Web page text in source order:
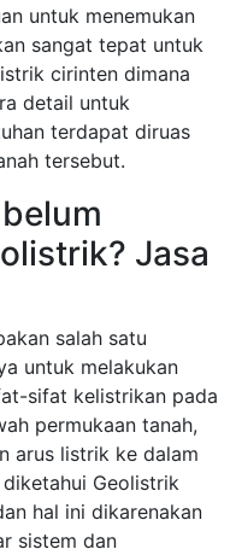
untuk menemukan
sangat tepat untuk
cirinten dimana
detail untuk
terdapat diruas
tersebut.
Jasa
salah satu
untuk melakukan
sifat kelistrikan pada
permukaan tanah,
arus listrik ke dalam
Geolistrik
hal ini dikarenakan
sistem dan